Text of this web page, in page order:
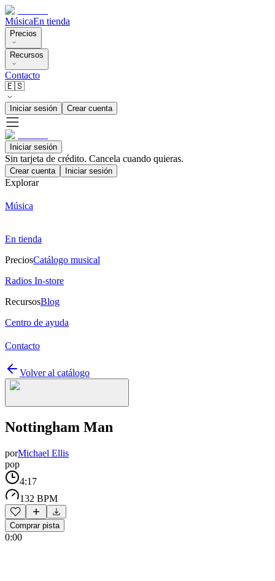
MúsicaEn tienda
Precios
Recursos
Contacto
🇪🇸
Iniciar sesión Crear cuenta
Iniciar sesión
Sin tarjeta de crédito. Cancela cuando quieras.
Crear cuenta Iniciar sesión
Explorar
Música
En tienda
PreciosCatálogo musical
Radios In-store
RecursosBlog
Centro de ayuda
Contacto
Volver al catálogo
Nottingham Man
porMichael Ellis
pop
4:17
132 BPM
Comprar pista
0:00